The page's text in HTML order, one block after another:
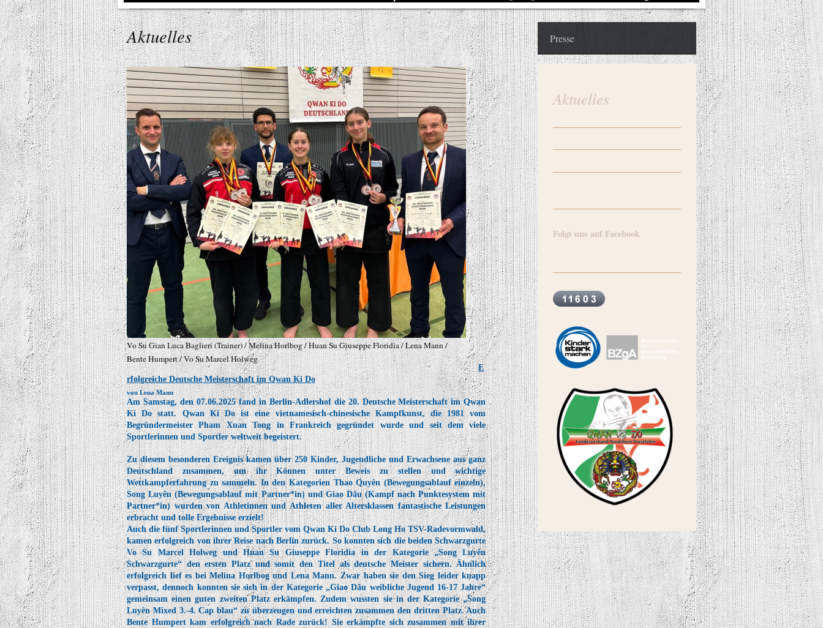
Aktuelles
Vo Su Gian Luca Baglieri (Trainer) / Melina Horlbog / Huan Su Giuseppe Floridia / Lena Mann /
Bente Humpert / Vo Su Marcel Holweg
E
rfolgreiche Deutsche Meisterschaft im Qwan Ki Do
von Lena Mann
Am Samstag, den 07.06.2025 fand in Berlin-Adlershof die 20. Deutsche Meisterschaft im Qwan
Ki Do statt. Qwan Ki Do ist eine vietnamesisch-chinesische Kampfkunst, die 1981 vom
Begründermeister Pham Xuan Tong in Frankreich gegründet wurde und seit dem viele
Sportlerinnen und Sportler weltweit begeistert.
Zu diesem besonderen Ereignis kamen über 250 Kinder, Jugendliche und Erwachsene aus ganz
Deutschland zusammen, um ihr Können unter Beweis zu stellen und wichtige
Wettkampferfahrung zu sammeln. In den Kategorien Thao Quyên (Bewegungsablauf einzeln),
Song Luyên (Bewegungsablauf mit Partner*in) und Giao Dâu (Kampf nach Punktesystem mit
Partner*in) wurden von Athletinnen und Athleten aller Altersklassen fantastische Leistungen
erbracht und tolle Ergebnisse erzielt!
Auch die fünf Sportlerinnen und Sportler vom Qwan Ki Do Club Long Ho TSV-Radevormwald,
kamen erfolgreich von ihrer Reise nach Berlin zurück. So konnten sich die beiden Schwarzgurte
Vo Su Marcel Holweg und Huan Su Giuseppe Floridia in der Kategorie „Song Luyên
Schwarzgurte“ den ersten Platz und somit den Titel als deutsche Meister sichern. Ähnlich
erfolgreich lief es bei Melina Horlbog und Lena Mann. Zwar haben sie den Sieg leider knapp
verpasst, dennoch konnten sie sich in der Kategorie „Giao Dâu weibliche Jugend 16-17 Jahre“
gemeinsam einen guten zweiten Platz erkämpfen. Zudem wussten sie in der Kategorie „Song
Luyên Mixed 3.-4. Cap blau“ zu überzeugen und erreichten zusammen den dritten Platz. Auch
Bente Humpert kam erfolgreich nach Rade zurück! Sie erkämpfte sich zusammen mit ihrer
Presse
Aktuelles
Folgt uns auf Facebook